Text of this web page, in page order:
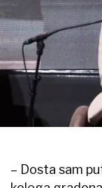
– Dosta sam